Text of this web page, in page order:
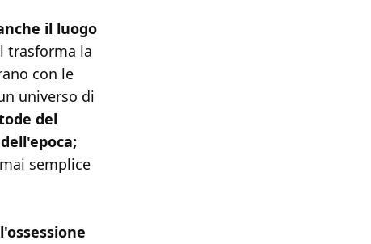
il luogo
trasforma la
con le
universo di
del
semplice